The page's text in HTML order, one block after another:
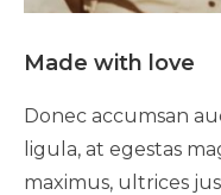
Made with love
Donec accumsan
ligula, at egestas
maximus, ultrices